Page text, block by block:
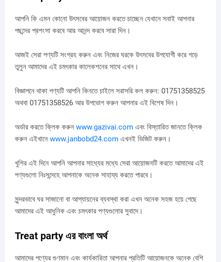
আপনি কি এমন কোনো উৎসবের আয়োজন করতে চাচ্ছেন যেখানে সবাই আপনার
পছন্দের প্রশংসা করবে আর আনন্দ করবে সারা দিন।
আজই সেরা পণ্যটি সংগ্রহ করুন এবং নিজের ঘরকে উৎসবের উপযোগী করে গড়ে
তুলুন আমাদের এই চমৎকার কালেকশনের সাথে এখন।
বিজ্ঞাপনে থাকা পণ্যটি আপনি কিনতে চাইলে সরাসরি কল করুন: 01751358525
অথবা 01751358526 আর উপভোগ করুন আপনার এই বিশেষ দিন।
অর্ডার করতে ক্লিক করুন www.gazivai.com এবং বিস্তারিত জানতে ক্লিক
করুন এইখানে www.janbobd24.com এখনই ভিজিট করুন।
খুশির এই দিনে আপনি আপনার সাধ্যের মধ্যে সেরা আয়োজনটি করতে আমাদের এই
পণ্যগুলো নিঃসন্দেহে আপনাকে অনেক সাহায্য করতে পারবে।
সুন্দরভাবে ঘর সাজানো বা আপ্যায়নের ব্যবস্থা করা এখন অনেক সহজ হয়ে গেছে
আমাদের এই আধুনিক এবং চমৎকার পণ্যগুলোর সুবাদে।
Treat party এর বাংলা অর্থ
আমাদের পণ্যের গুণমান এবং কার্যকারিতা আপনার প্রতিটি আয়োজনকে অনেক বেশি